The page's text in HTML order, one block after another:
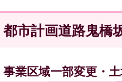
都市計画道路鬼橋
事業区域一部変更・